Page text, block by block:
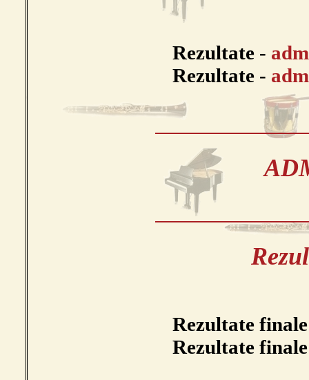
Rezultate -
Rezultate -
Rezultate
Rezultate